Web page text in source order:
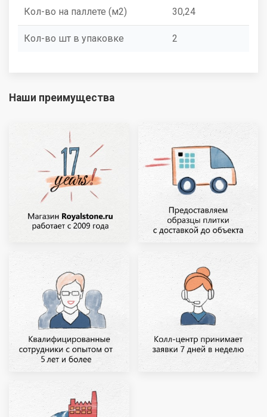
Кол-во на паллете (м2) 30,24
Кол-во шт в упаковке 2
Наши преимущества